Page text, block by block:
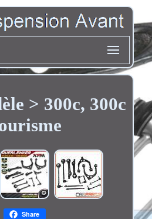
> 300c, 300c
Share